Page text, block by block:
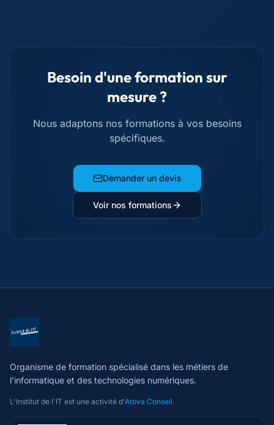
Besoin d'une formation sur
mesure ?
Nous adaptons nos formations à vos besoins
spécifiques.
Demander un devis
Voir nos formations
Organisme de formation spécialisé dans les métiers de
l'informatique et des technologies numériques.
L'Institut de l'IT est une activité d'Atova Conseil.